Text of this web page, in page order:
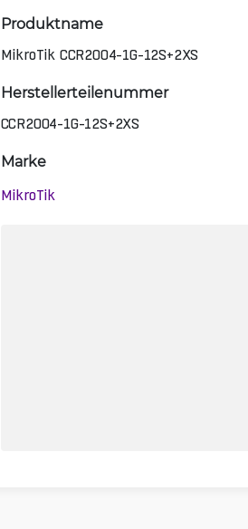
Produktname
MikroTik CCR2004-1G-12S+2XS
Herstellerteilenummer
CCR2004-1G-12S+2XS
Marke
MikroTik